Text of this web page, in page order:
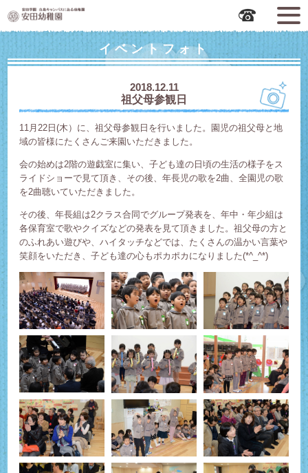
広島市中区の安田幼稚園
イベントフォト
2018.12.11
祖父母参観日
11月22日(木）に、祖父母参観日を行いました。園児の祖父母と地
域の皆様にたくさんご来園いただきました。
会の始めは2階の遊戯室に集い、子ども達の日頃の生活の様子をス
ライドショーで見て頂き、その後、年長児の歌を2曲、全園児の歌
を2曲聴いていただきました。
その後、年長組は2クラス合同でグループ発表を、年中・年少組は
各保育室で歌やクイズなどの発表を見て頂きました。祖父母の方と
のふれあい遊びや、ハイタッチなどでは、たくさんの温かい言葉や
笑顔をいただき、子ども達の心もポカポカになりました(*^_^*)